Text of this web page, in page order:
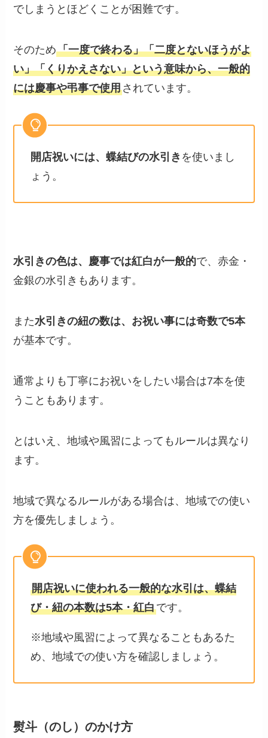
でしまうとほどくことが困難です。
そのため「一度で終わる」「二度とないほうがよ
い」「くりかえさない」という意味から、一般的
には慶事や弔事で使用されています。
開店祝いには、蝶結びの水引き を使いまし
ょう。
水引きの色は、慶事では紅白が一般的で、赤金・
金銀の水引きもあります。
また水引きの紐の数は、お祝い事には奇数で5本
が基本です。
通常よりも丁寧にお祝いをしたい場合は7本を使
うこともあります。
とはいえ、地域や風習によってもルールは異なり
ます。
地域で異なるルールがある場合は、地域での使い
方を優先しましょう。
開店祝いに使われる一般的な水引は、蝶結
び・紐の本数は5本・紅白です。
※地域や風習によって異なることもあるた
め、地域での使い方を確認しましょう。
熨斗（のし）のかけ方